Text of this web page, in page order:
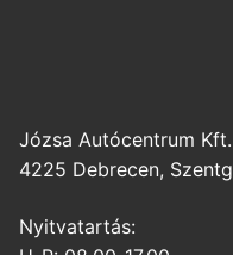
Józsa Autócentrum Kft.
4225 Debrecen,
Nyitvatartás: